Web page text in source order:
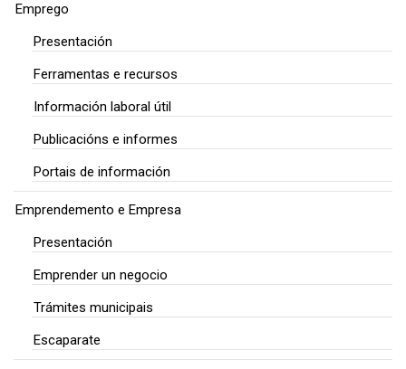
Emprego
Presentación
Ferramentas e recursos
Información laboral útil
Publicacións e informes
Portais de información
Emprendemento e Empresa
Presentación
Emprender un negocio
Trámites municipais
Escaparate